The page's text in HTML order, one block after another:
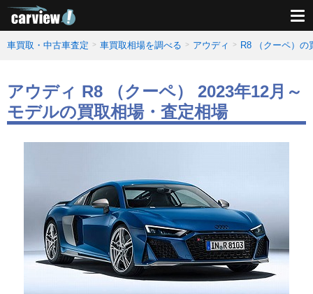
車買取・中古車査定 車買取相場を調べる アウディ R8 （クーペ）の
アウディ R8 （クーペ） 2023年12月～
モデルの買取相場・査定相場